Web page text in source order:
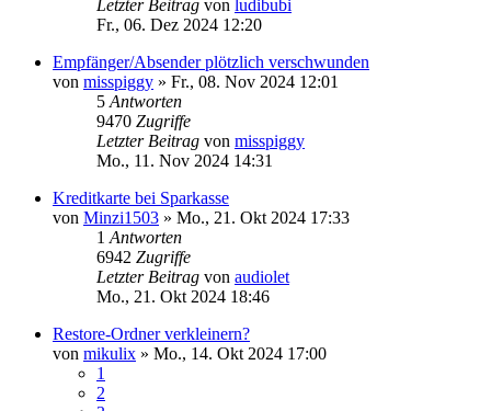
Letzter Beitrag von ludibubi
Fr., 06. Dez 2024 12:20
Empfänger/Absender plötzlich verschwunden
von misspiggy » Fr., 08. Nov 2024 12:01
5 Antworten
9470 Zugriffe
Letzter Beitrag von misspiggy
Mo., 11. Nov 2024 14:31
Kreditkarte bei Sparkasse
von Minzi1503 » Mo., 21. Okt 2024 17:33
1 Antworten
6942 Zugriffe
Letzter Beitrag von audiolet
Mo., 21. Okt 2024 18:46
Restore-Ordner verkleinern?
von mikulix » Mo., 14. Okt 2024 17:00
1
2